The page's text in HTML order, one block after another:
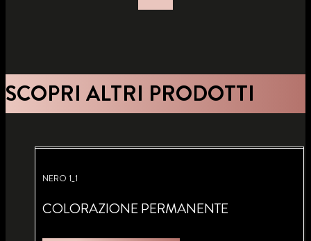
SCOPRI ALTRI PRODOTTI
NERO 1_1
COLORAZIONE PERMANENTE